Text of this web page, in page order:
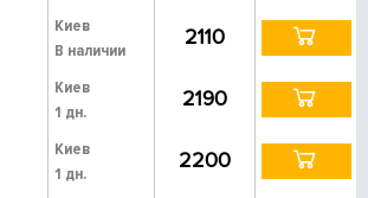
Киев
В наличии
2110
Киев
1 дн.
2190
Киев
1 дн.
2200